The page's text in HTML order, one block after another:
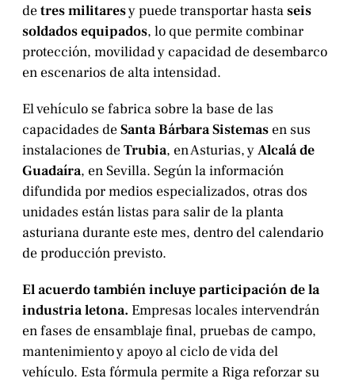
detres militaresy puede transportar hastaseis
soldados equipados, lo que permite combinar
protección, movilidad y capacidad de desembarco
en escenarios de alta intensidad.
El vehículo se fabrica sobre la base de las
capacidades deSanta Bárbara Sistemas en sus
instalaciones deTrubia, en Asturias, yAlcalá de
Guadaíra, en Sevilla. Según la información
difundida por medios especializados, otras dos
unidades están listas para salir de la planta
asturiana durante este mes, dentro del calendario
de producción previsto.
El acuerdo también incluye participación de la
industria letona. Empresas locales intervendrán
en fases de ensamblaje final, pruebas de campo,
mantenimiento y apoyo al ciclo de vida del
vehículo. Esta fórmula permite a Riga reforzar su